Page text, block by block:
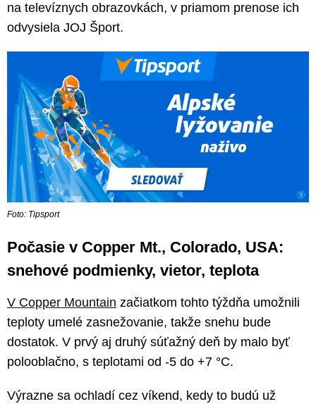
na televíznych obrazovkách, v priamom prenose ich
odvysiela JOJ Šport.
Foto: Tipsport
Počasie v Copper Mt., Colorado, USA:
snehové podmienky, vietor, teplota
V Copper Mountain začiatkom tohto týždňa umožnili
teploty umelé zasnežovanie, takže snehu bude
dostatok. V prvý aj druhý súťažný deň by malo byť
polooblačno, s teplotami od -5 do +7 °C.
Výrazne sa ochladí cez víkend, kedy to budú už